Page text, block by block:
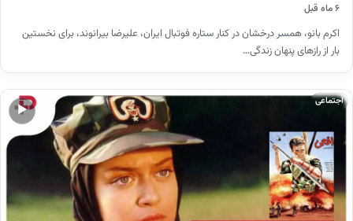
۶ ماه قبل
اکرم بانو، همسر درخشان در کنار ستاره فوتبال ایران، علیرضا بیرانوند، برای نخستین
بار از رازهای پنهان زندگی…
▶
اجتماعی